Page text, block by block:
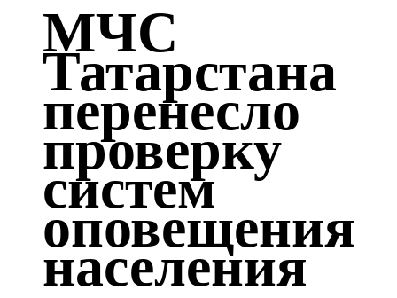
Кадыбаш
105,2 FM
Казан
91,5 FM
Кайбыч
106,1 FM
Кама тамагы
МЧС
Татарстана
перенесло
проверку
систем
оповещения
населения